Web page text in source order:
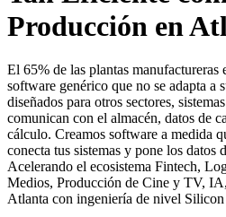
Producción en
El 65% de las plantas manufactureras
software genérico que no se adapta a
diseñados para otros sectores,
comunican con el almacén, datos de
cálculo. Creamos software a medida
conecta tus sistemas y pone los datos
Acelerando el ecosistema Fintech,
Medios, Producción de Cine y TV,
Atlanta con ingeniería de nivel